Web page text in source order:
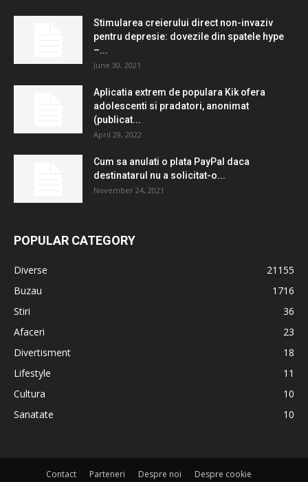
Stimularea creierului direct non-invaziv
pentru depresie: dovezile din spatele hype
–...
June 30, 2021
Aplicatia extrem de populara Kik ofera
adolescenti si pradatori, anonimat
(publicat...
April 29, 2022
Cum sa anulati o plata PayPal daca
destinatarul nu a solicitat-o...
November 24, 2021
POPULAR CATEGORY
Diverse
21155
Buzau
1716
Stiri
36
Afaceri
23
Divertisment
18
Lifestyle
11
Cultura
10
Sanatate
10
Contact Parteneri Despre noi Despre cookie